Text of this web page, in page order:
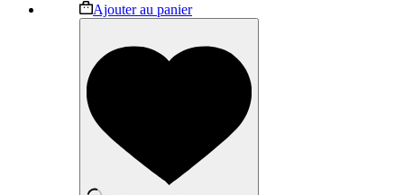
Ajouter au panier